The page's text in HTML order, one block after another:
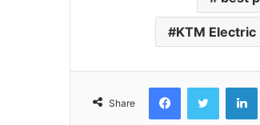
KTM
Share
FacebookTwitter